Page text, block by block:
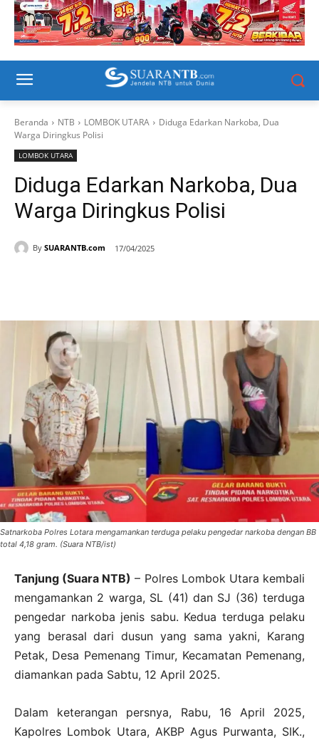
Beranda NTB LOMBOK UTARA
Diduga Edarkan Narkoba, Dua
Warga Diringkus Polisi
LOMBOK UTARA
Diduga Edarkan Narkoba, Dua
Warga Diringkus Polisi
By SUARANTB.com 17/04/2025
Satnarkoba Polres Lotara mengamankan terduga pelaku pengedar narkoba dengan BB
total 4,18 gram. (Suara NTB/ist)
Tanjung (Suara NTB) – Polres Lombok Utara kembali
mengamankan 2 warga, SL (41) dan SJ (36) terduga
pengedar narkoba jenis sabu. Kedua terduga pelaku
yang berasal dari dusun yang sama yakni, Karang
Petak, Desa Pemenang Timur, Kecamatan Pemenang,
diamankan pada Sabtu, 12 April 2025.
Dalam keterangan persnya, Rabu, 16 April 2025,
Kapolres Lombok Utara, AKBP Agus Purwanta, SIK.,